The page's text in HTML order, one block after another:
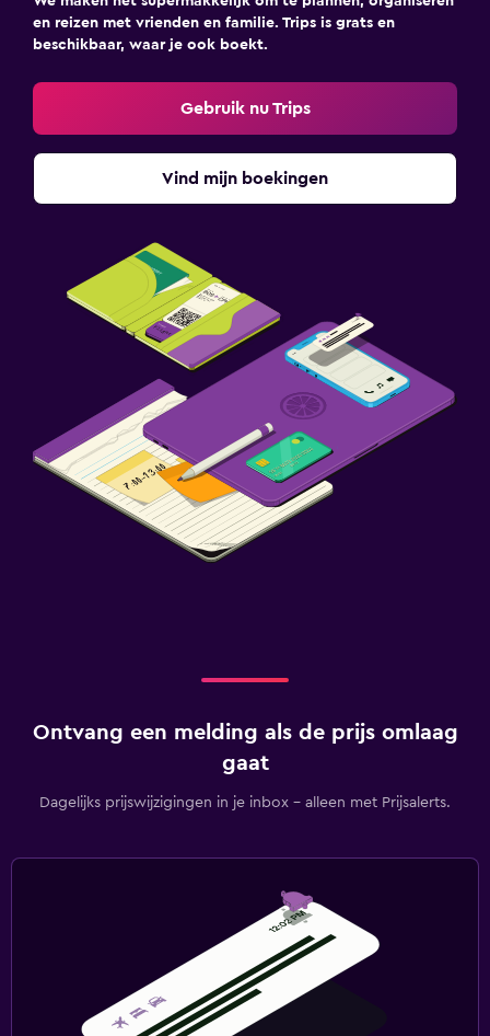
en reizen met vrienden en familie. Trips is grats en
beschikbaar, waar je ook boekt.
Gebruik nu Trips
Vind mijn boekingen
Ontvang een melding als de prijs omlaag
gaat
Dagelijks prijswijzigingen in je inbox - alleen met Prijsalerts.